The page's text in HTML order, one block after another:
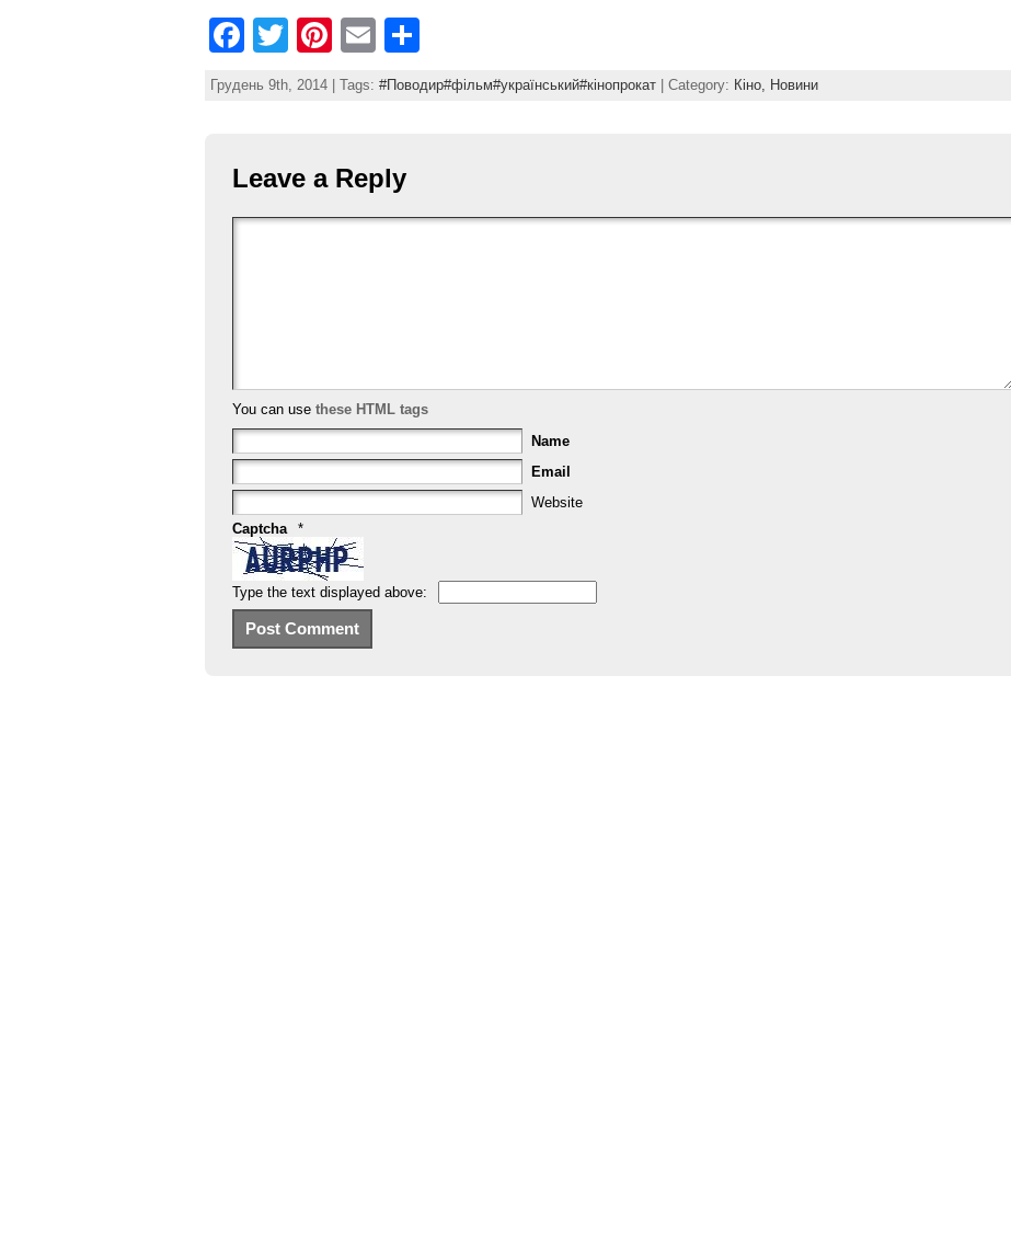
F
b
o
T
w
itt
Pi
nt
er
st
E
m
ar
Грудень 9th, 2014 | Tags: #Поводир#фільм#український#кінопрокат | Category: Кіно, Новини
Leave a Reply
You can use these HTML tags
Name
Email
Website
Captcha
*
Type the text displayed above: